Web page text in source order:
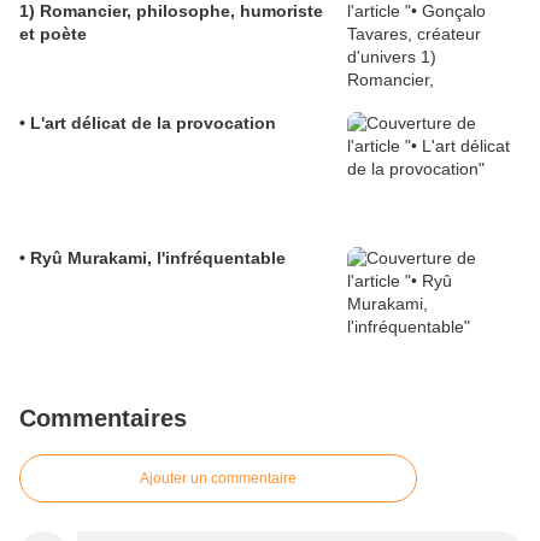
1) Romancier, philosophe, humoriste
et poète
• L'art délicat de la provocation
• Ryû Murakami, l'infréquentable
Commentaires
Ajouter un commentaire